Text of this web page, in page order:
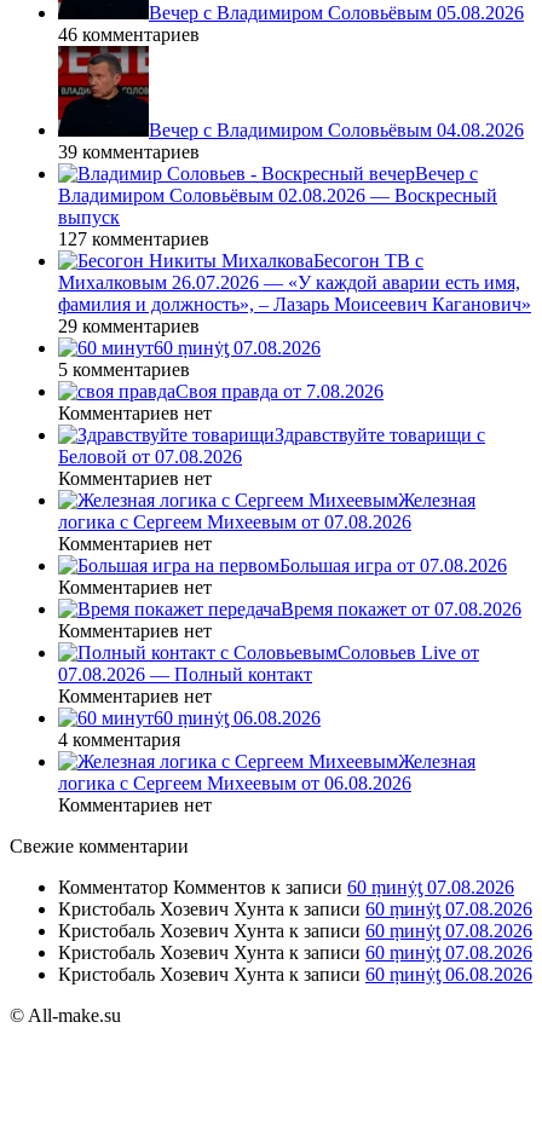
Вечер с Владимиром Соловьёвым 05.08.2026
46 комментариев
Вечер с Владимиром Соловьёвым 04.08.2026
39 комментариев
Вечер с
Владимиром Соловьёвым 02.08.2026 — Воскресный
выпуск
127 комментариев
Бесогон ТВ с
Михалковым 26.07.2026 — «У каждой аварии есть имя,
фамилия и должность», – Лазарь Моисеевич Каганович»
29 комментариев
60 ṃинẏƫ 07.08.2026
5 комментариев
Своя правда от 7.08.2026
Комментариев нет
Здравствуйте товарищи с
Беловой от 07.08.2026
Комментариев нет
Железная
логика с Сергеем Михеевым от 07.08.2026
Комментариев нет
Большая игра от 07.08.2026
Комментариев нет
Время покажет от 07.08.2026
Комментариев нет
Соловьев Live от
07.08.2026 — Полный контакт
Комментариев нет
60 ṃинẏƫ 06.08.2026
4 комментария
Железная
логика с Сергеем Михеевым от 06.08.2026
Комментариев нет
Свежие комментарии
Комментатор Комментов к записи 60 ṃинẏƫ 07.08.2026
Кристобаль Хозевич Хунта к записи 60 ṃинẏƫ 07.08.2026
Кристобаль Хозевич Хунта к записи 60 ṃинẏƫ 07.08.2026
Кристобаль Хозевич Хунта к записи 60 ṃинẏƫ 07.08.2026
Кристобаль Хозевич Хунта к записи 60 ṃинẏƫ 06.08.2026
© All-make.su